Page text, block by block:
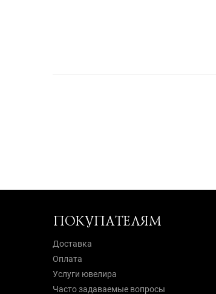
ПОКУПАТЕЛЯМ
Доставка
Оплата
Услуги ювелира
Часто задаваемые вопросы